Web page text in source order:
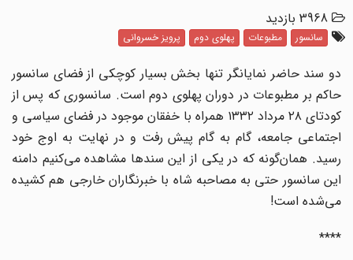
3968 بازدید
سانسور مطبوعات پهلوی دوم پرویز خسروانی
دو سند حاضر نمایانگر تنها بخش بسیار کوچکی از فضای سانسور
حاکم بر مطبوعات در دوران پهلوی دوم است. سانسوری که پس از
کودتای ۲۸ مرداد ۱۳۳۲ همراه با خفقان موجود در فضای سیاسی و
اجتماعی جامعه، گام به گام پیش رفت و در نهایت به اوج خود
رسید. همان‌گونه که در یکی از این سندها مشاهده می‌کنیم دامنه
این سانسور حتی به مصاحبه‌ شاه با خبرنگاران خارجی هم کشیده
می‌شده است!
****